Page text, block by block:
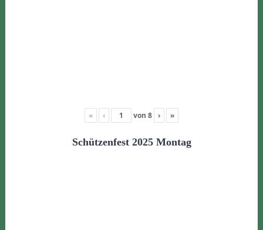
« ‹ von 8 › »
Schützenfest 2025 Montag